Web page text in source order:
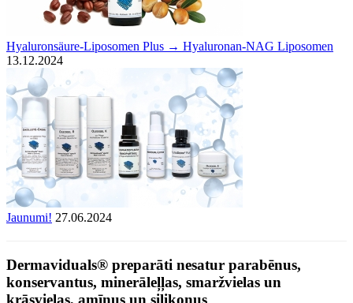
Hyaluronsäure-Liposomen Plus → Hyaluronan-NAG Liposomen
13.12.2024
Jaunumi! 27.06.2024
Dermaviduals® preparāti nesatur parabēnus,
konservantus, minerāleļļas, smaržvielas un
krāsvielas, amīnus un silikonus